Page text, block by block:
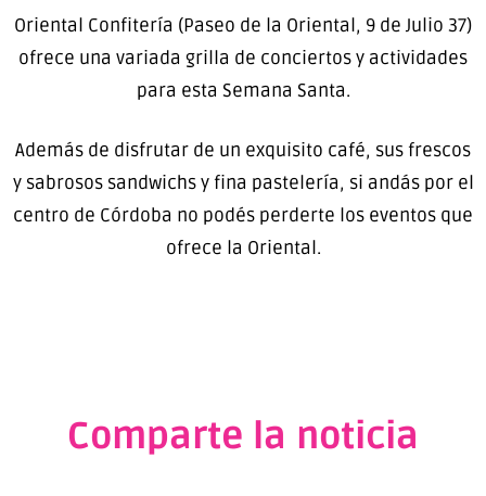
Oriental Confitería (Paseo de la Oriental, 9 de Julio 37)
ofrece una variada grilla de conciertos y actividades
para esta Semana Santa.
Además de disfrutar de un exquisito café, sus frescos
y sabrosos sandwichs y fina pastelería, si andás por el
centro de Córdoba no podés perderte los eventos que
ofrece la Oriental.
Comparte la noticia